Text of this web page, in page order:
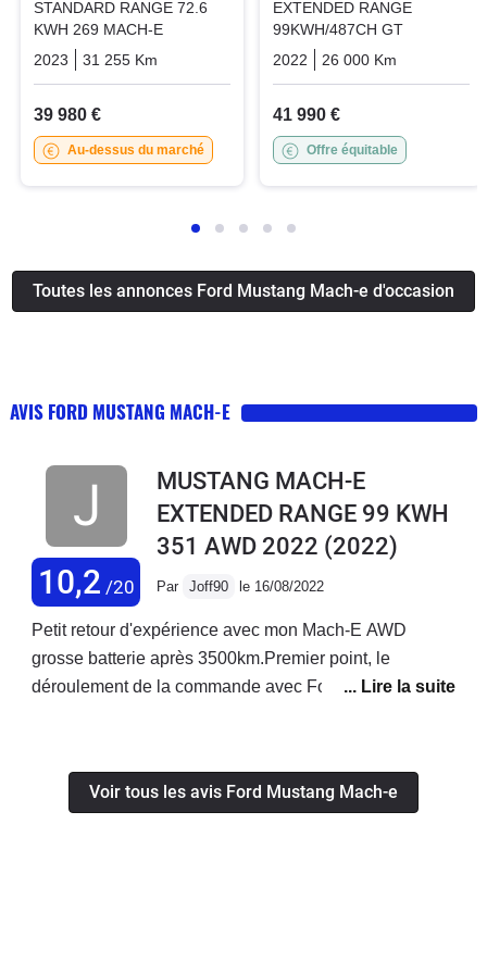
STANDARD RANGE 72.6
KWH 269 MACH-E
2023
31 255 Km Electric
39 980 €
Au-dessus du marché
EXTENDED RANGE
99KWH/487CH GT
2022
26 000 Km
41 990 €
Offre équitable
Toutes les annonces Ford Mustang Mach-e d'occasion
AVIS FORD MUSTANG MACH-E
10,2 /20
MUSTANG MACH-E
EXTENDED RANGE 99 KWH
351 AWD 2022 (2022)
Par Joff90 le 16/08/2022
Petit retour d'expérience avec mon Mach-E AWD
grosse batterie après 3500km.Premier point, le
déroulement de la commande avec Ford et son réseau,
n'ai qu'à annuler la commande, et au final il y a eu 1
mois de retard + un blocage en concession le jour de
Voir tous les avis Ford Mustang Mach-e